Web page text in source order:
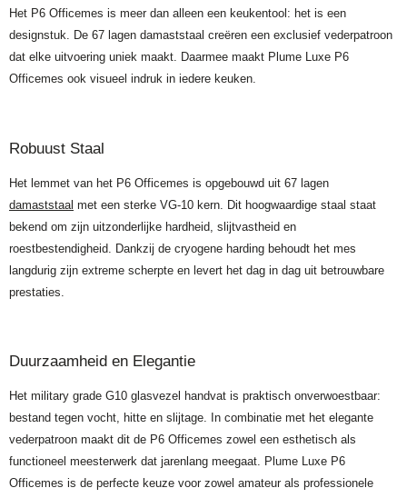
Het P6 Officemes is meer dan alleen een keukentool: het is een
designstuk. De 67 lagen damaststaal creëren een exclusief vederpatroon
dat elke uitvoering uniek maakt. Daarmee maakt Plume Luxe P6
Officemes ook visueel indruk in iedere keuken.
Robuust Staal
Het lemmet van het P6 Officemes is opgebouwd uit 67 lagen
damaststaal met een sterke VG-10 kern. Dit hoogwaardige staal staat
bekend om zijn uitzonderlijke hardheid, slijtvastheid en
roestbestendigheid. Dankzij de cryogene harding behoudt het mes
langdurig zijn extreme scherpte en levert het dag in dag uit betrouwbare
prestaties.
Duurzaamheid en Elegantie
Het military grade G10 glasvezel handvat is praktisch onverwoestbaar:
bestand tegen vocht, hitte en slijtage. In combinatie met het elegante
vederpatroon maakt dit de P6 Officemes zowel een esthetisch als
functioneel meesterwerk dat jarenlang meegaat. Plume Luxe P6
Officemes is de perfecte keuze voor zowel amateur als professionele